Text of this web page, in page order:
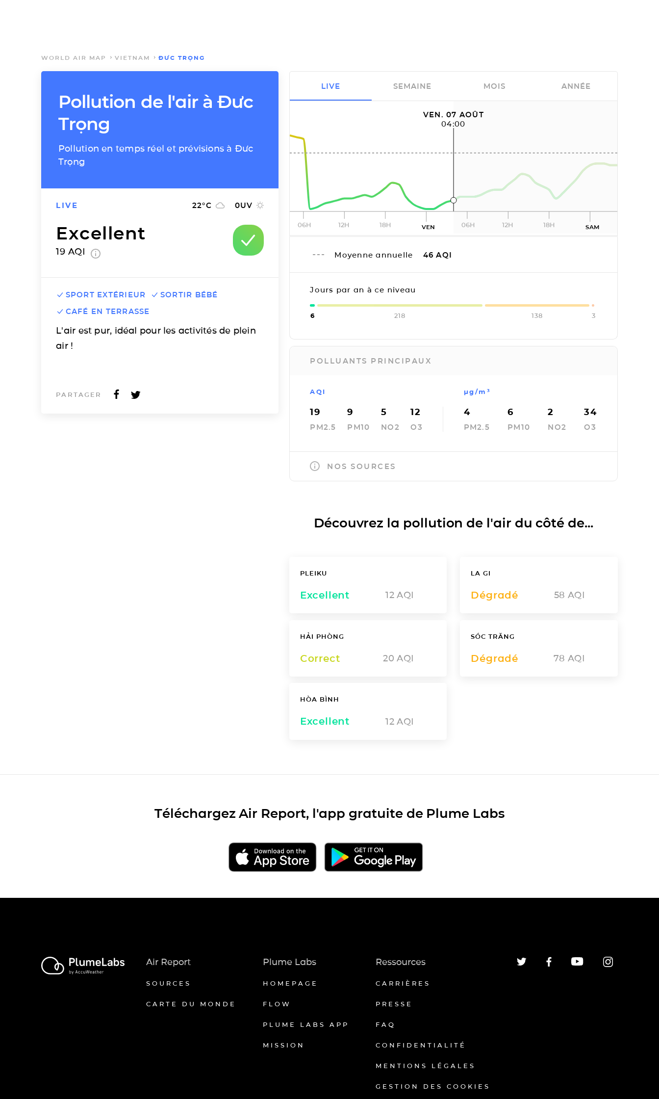
WORLD AIR MAP VIETNAM ĐƯC TRỌNG
Pollution de l'air à Đưc
Trọng
Pollution en temps réel et prévisions à Đưc
Trọng
LIVE 22°C 0UV
Excellent
19 AQI
SPORT EXTÉRIEUR
SORTIR BÉBÉ
CAFÉ EN TERRASSE
L'air est pur, idéal pour les activités de plein
air !
PARTAGER
VEN. 07 AOÛT
04:00
06H 12H 18H VEN 06H 12H 18H SAM
Moyenne annuelle 46 AQI
Jours par an à ce niveau
6 218 138 3
POLLUANTS PRINCIPAUX
AQI
19
PM2.5
9
PM10
5
NO2
12
O3
µg/m³
4
PM2.5
6
PM10
2
NO2
34
O3
NOS SOURCES
LIVE SEMAINE MOIS ANNÉE
Découvrez la pollution de l'air du côté de...
PLEIKU
Excellent 12 AQI
LA GI
Dégradé 58 AQI
HẢI PHÒNG
Correct 20 AQI
SÓC TRĂNG
Dégradé 78 AQI
HÒA BÌNH
Excellent 12 AQI
Téléchargez Air Report, l'app gratuite de Plume Labs
Air Report
SOURCES
CARTE DU MONDE
Plume Labs
HOMEPAGE
FLOW
PLUME LABS APP
MISSION
Ressources
CARRIÈRES
PRESSE
FAQ
CONFIDENTIALITÉ
MENTIONS LÉGALES
GESTION DES COOKIES